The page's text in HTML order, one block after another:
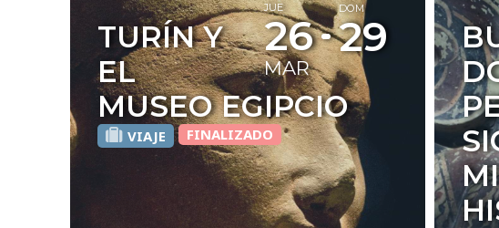
JUE
26
MAR
DOM
29
TURÍN Y
EL
MUSEO EGIPCIO
VIAJE FINALIZADO